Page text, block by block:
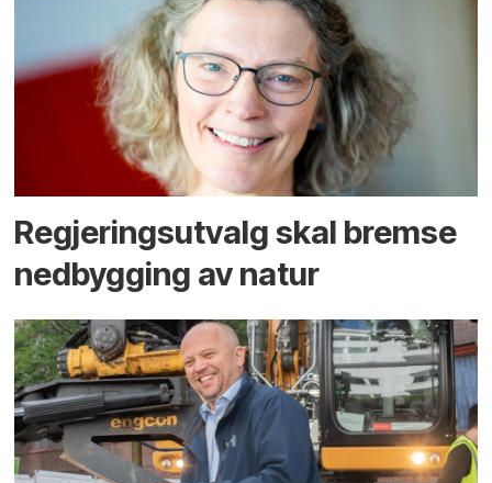
Regjerings­utvalg skal bremse
ned­bygging av natur